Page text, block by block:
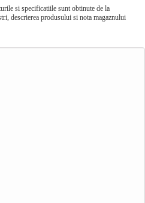
si specificatiile sunt obtinute de la
descrierea produsului si nota magaznului